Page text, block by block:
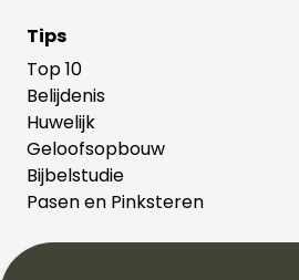
Tips
Top 10
Belijdenis
Huwelijk
Geloofsopbouw
Bijbelstudie
Pasen en Pinksteren